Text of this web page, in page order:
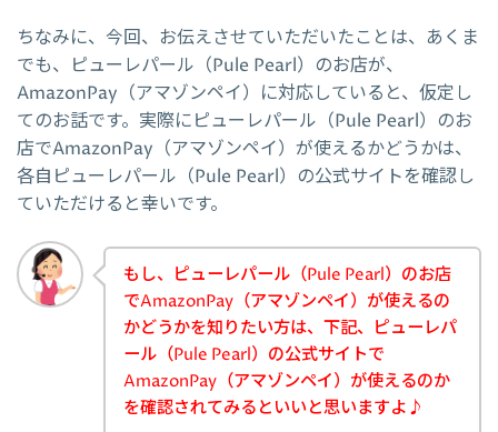
ちなみに、今回、お伝えさせていただいたことは、あくま
でも、ピューレパール（Pule Pearl）のお店が、
AmazonPay（アマゾンペイ）に対応していると、仮定し
てのお話です。実際にピューレパール（Pule Pearl）のお
店でAmazonPay（アマゾンペイ）が使えるかどうかは、
各自ピューレパール（Pule Pearl）の公式サイトを確認し
ていただけると幸いです。
もし、ピューレパール（Pule Pearl）のお店
でAmazonPay（アマゾンペイ）が使えるの
かどうかを知りたい方は、下記、ピューレパ
ール（Pule Pearl）の公式サイトで
AmazonPay（アマゾンペイ）が使えるのか
を確認されてみるといいと思いますよ♪